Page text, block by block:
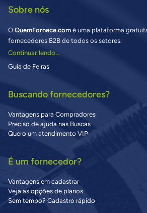
Sobre nós
O QuemFornece.com é uma plataforma
fornecedores B2B de todos os setores.
Continuar lendo...
Guia de Feiras
Buscando fornecedores?
Vantagens para Compradores
Preciso de ajuda nas Buscas
Quero um atendimento VIP
É um fornecedor?
Vantagens em cadastrar
Veja as opções de planos
Sem tempo? Cadastro rápido